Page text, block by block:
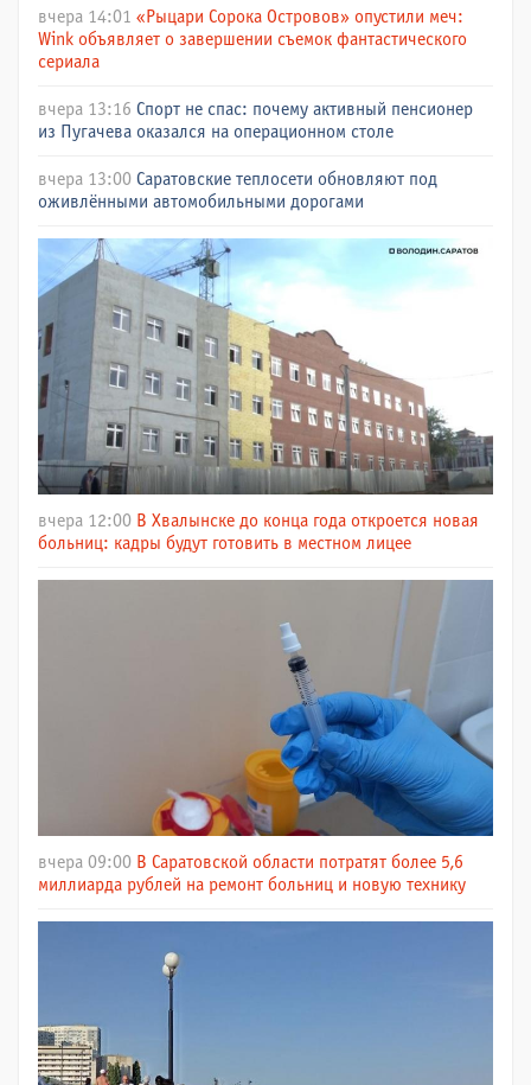
вчера 14:01 «Рыцари Сорока Островов» опустили меч:
Wink объявляет о завершении съемок фантастического
сериала
вчера 13:16 Спорт не спас: почему активный пенсионер
из Пугачева оказался на операционном столе
вчера 13:00 Саратовские теплосети обновляют под
оживлёнными автомобильными дорогами
вчера 12:00 В Хвалынске до конца года откроется новая
больниц: кадры будут готовить в местном лицее
вчера 09:00 В Саратовской области потратят более 5,6
миллиарда рублей на ремонт больниц и новую технику